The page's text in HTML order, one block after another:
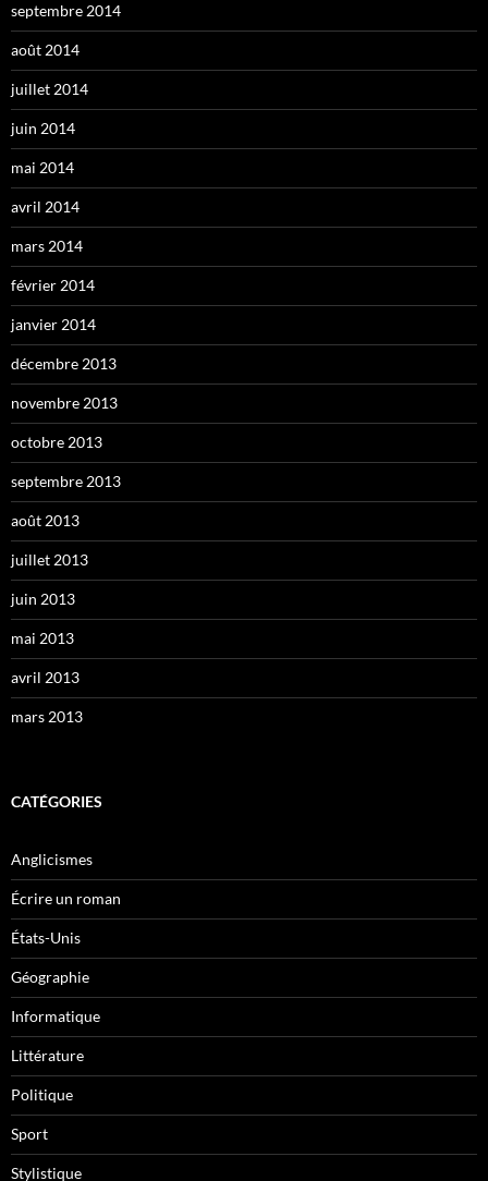
septembre 2014
août 2014
juillet 2014
juin 2014
mai 2014
avril 2014
mars 2014
février 2014
janvier 2014
décembre 2013
novembre 2013
octobre 2013
septembre 2013
août 2013
juillet 2013
juin 2013
mai 2013
avril 2013
mars 2013
CATÉGORIES
Anglicismes
Écrire un roman
États-Unis
Géographie
Informatique
Littérature
Politique
Sport
Stylistique